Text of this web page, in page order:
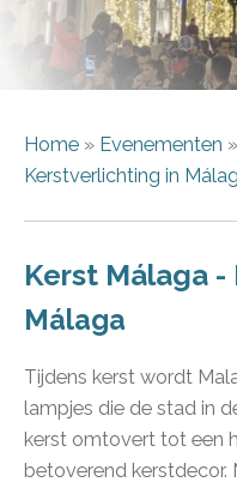
Home » Evenementen »
Kerstverlichting in
Kerst Málaga -
Málaga
Tijdens kerst wordt
lampjes die de stad in
kerst omtovert tot een
betoverend kerstdecor.